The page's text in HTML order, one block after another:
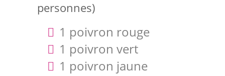
personnes)
1 poivron rouge
1 poivron vert
1 poivron jaune